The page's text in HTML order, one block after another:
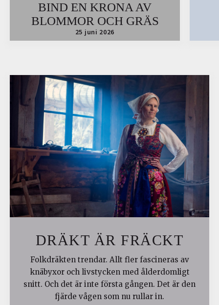
BIND EN KRONA AV
BLOMMOR OCH GRÄS
25 juni 2026
DRÄKT ÄR FRÄCKT
Folkdräkten trendar. Allt fler fascineras av
knäbyxor och livstycken med ålderdomligt
snitt. Och det är inte första gången. Det är den
fjärde vågen som nu rullar in.